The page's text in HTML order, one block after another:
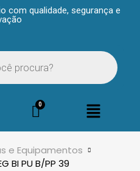
com qualidade, segurança e
e Equipamentos
BI PU B/PP 39